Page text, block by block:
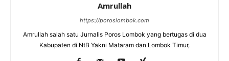
Amrullah
https://poroslombok.com
Amrullah salah satu Jurnalis Poros Lombok yang bertugas di dua
Kabupaten di NtB Yakni Mataram dan Lombok Timur,